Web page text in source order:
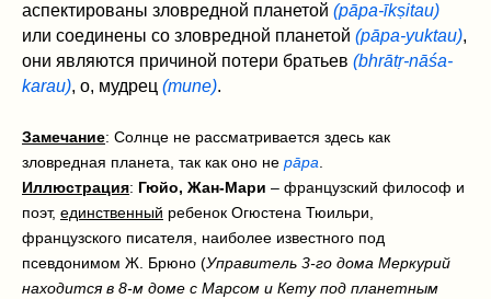
аспектированы зловредной планетой (pāpa-īkṣitau)
или соединены со зловредной планетой (pāpa-yuktau),
они являются причиной потери братьев (bhrātṛ-nāśa-
karau), о, мудрец (mune).
Замечание: Солнце не рассматривается здесь как
зловредная планета, так как оно не pāpa.
Иллюстрация: Гюйо, Жан-Мари – французский философ и
поэт, единственный ребенок Огюстена Тюильри,
французского писателя, наиболее известного под
псевдонимом Ж. Брюно (Управитель 3-го дома Меркурий
находится в 8-м доме с Марсом и Кету под планетным